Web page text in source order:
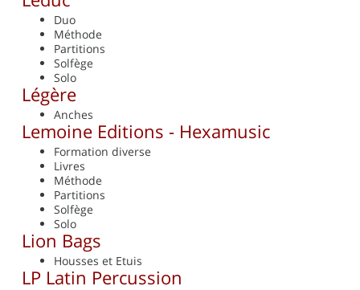
Duo
Méthode
Partitions
Solfège
Solo
Légère
Anches
Lemoine Editions - Hexamusic
Formation diverse
Livres
Méthode
Partitions
Solfège
Solo
Lion Bags
Housses et Etuis
LP Latin Percussion